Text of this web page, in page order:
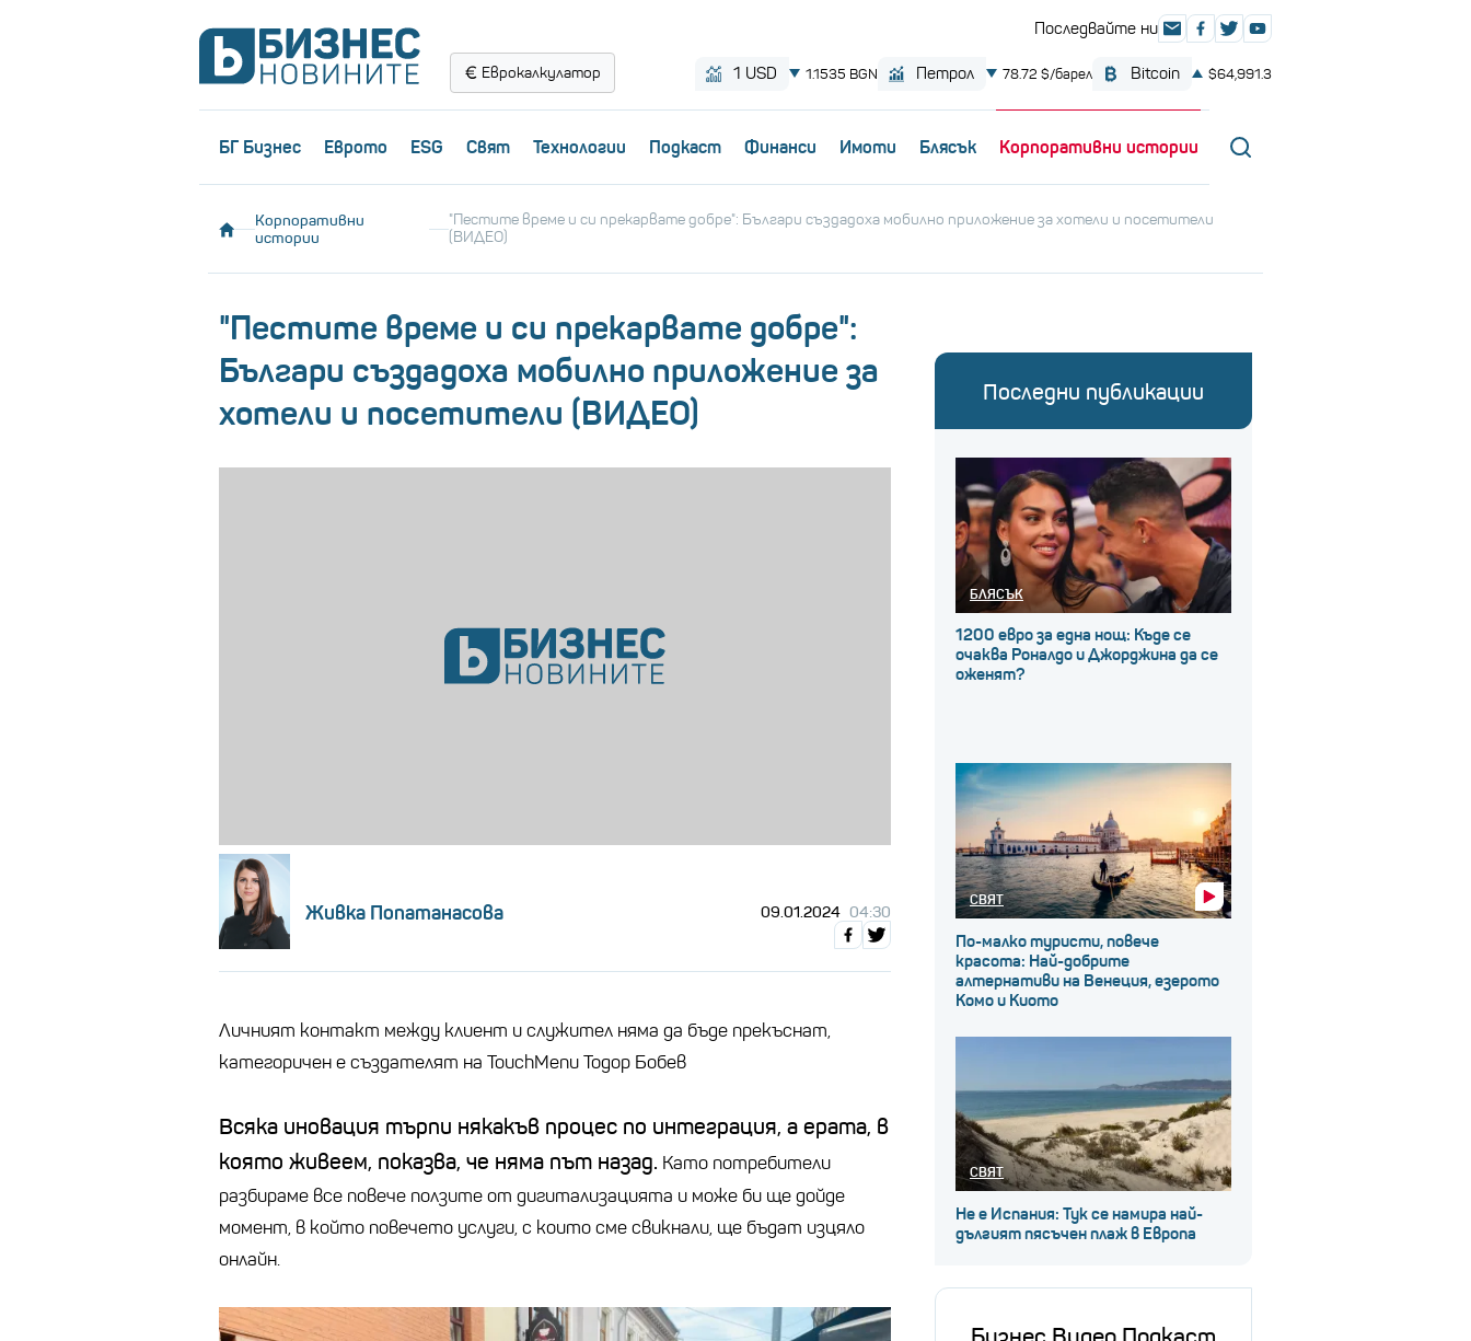
Еврокалкулатор
БГ Бизнес Еврото ESG Свят Технологии Пoдкаст Финанси Имоти Блясък Корпоративни истории
Корпоративни
истории
"Пестите време и си прекарвате добре": Българи създадоха мобилно приложение за хотели и посетители
(ВИДЕО)
"Пестите време и си прекарвате добре":
Българи създадоха мобилно приложение за
хотели и посетители (ВИДЕО)
Живка Попатанасова 09.01.2024 04:30
Личният контакт между клиент и служител няма да бъде прекъснат,
категоричен е създателят на TouchMenu Тодор Бобев
Всяка иновация търпи някакъв процес по интеграция, а ерата, в
която живеем, показва, че няма път назад. Като потребители
разбираме все повече ползите от дигитализацията и може би ще дойде
момент, в който повечето услуги, с които сме свикнали, ще бъдат изцяло
онлайн.
Последни публикации
БЛЯСЪК
1200 евро за една нощ: Къде се
очаква Роналдо и Джорджина да се
оженят?
СВЯТ
По-малко туристи, повече
красота: Най-добрите
алтернативи на Венеция, езерото
Комо и Киото
СВЯТ
Не е Испания: Тук се намира най-
дългият пясъчен плаж в Европа